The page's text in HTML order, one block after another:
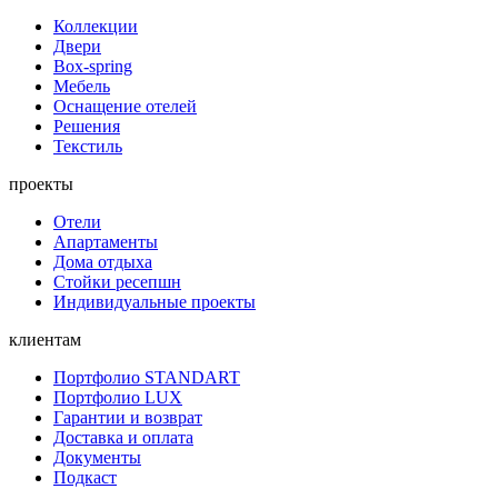
Коллекции
Двери
Box-spring
Мебель
Оснащение отелей
Решения
Текстиль
проекты
Отели
Апартаменты
Дома отдыха
Стойки ресепшн
Индивидуальные проекты
клиентам
Портфолио STANDART
Портфолио LUX
Гарантии и возврат
Доставка и оплата
Документы
Подкаст